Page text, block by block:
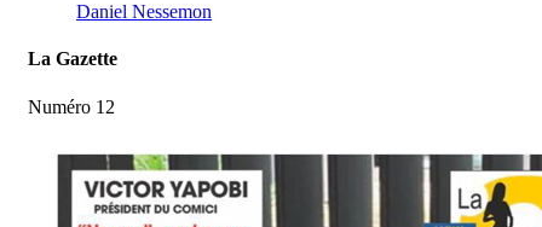
Daniel Nessemon
La Gazette
Numéro 12